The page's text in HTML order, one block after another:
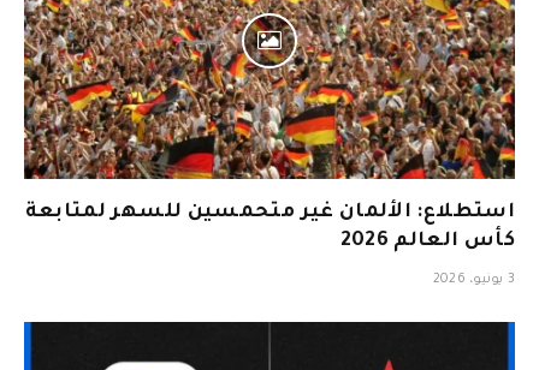
استطلاع: الألمان غير متحمسين للسهر لمتابعة
كأس العالم 2026
3 يونيو، 2026